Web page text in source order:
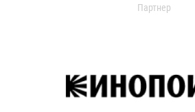
Партнер